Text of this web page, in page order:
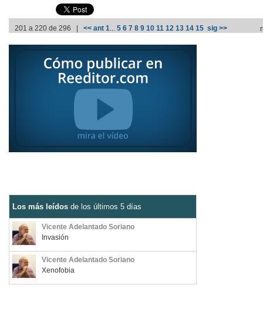
201 a 220 de 296 | << ant 1... 5 6 7 8 9 10 11 12 13 14 15 sig >>
Los más leídos de los últimos 5 días
Vicente Adelantado Soriano
Invasión
Vicente Adelantado Soriano
Xenofobia